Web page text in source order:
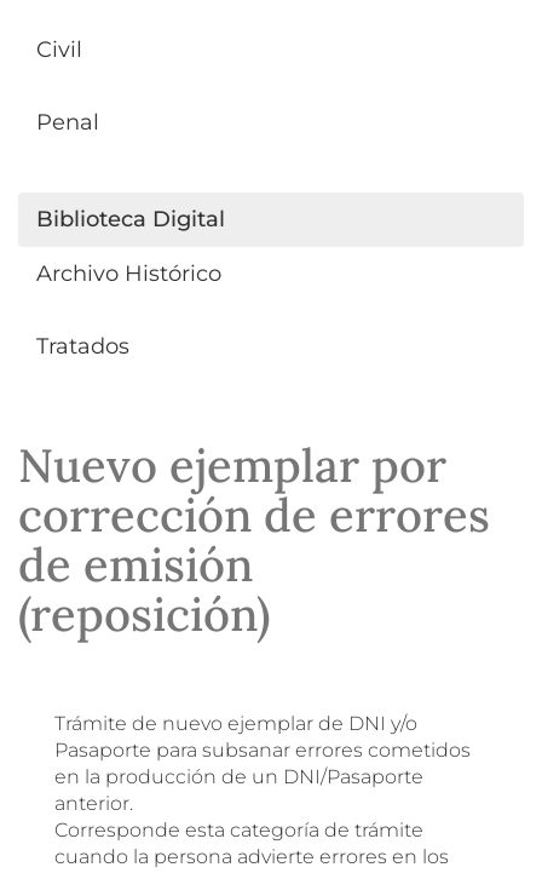
Civil
Penal
Biblioteca Digital
Archivo Histórico
Tratados
Nuevo ejemplar por
corrección de errores
de emisión
(reposición)
Trámite de nuevo ejemplar de DNI y/o
Pasaporte para subsanar errores cometidos
en la producción de un DNI/Pasaporte
anterior.
Corresponde esta categoría de trámite
cuando la persona advierte errores en los